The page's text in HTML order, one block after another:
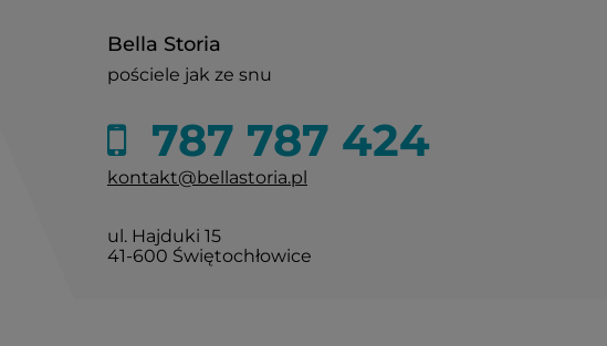
Bella Storia
pościele jak ze snu
787 787 424
kontakt@bellastoria.pl
ul. Hajduki 15
41-600 Świętochłowice